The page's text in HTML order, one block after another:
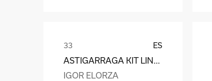
ES
ASTIGARRAGA KIT LINE S.L.
IGOR ELORZA